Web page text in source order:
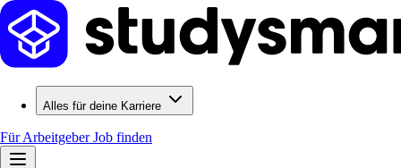
Alles für deine Karriere
Für ArbeitgeberJob finden